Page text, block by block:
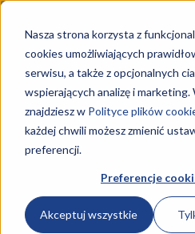
Nasza strona korzysta z
cookies umożliwiających
serwisu, a także z opcjonalnych
wspierających analizę i marketing.
znajdziesz w Polityce plików
każdej chwili możesz zmienić
preferencji.
Preferencje
Akceptuj wszystkie
Szkoły
Aktualności
Strona główna Samochodowe
Kurs Technik
MG.18 i MG.43
M.12, M.18 i
6 lutego 2019